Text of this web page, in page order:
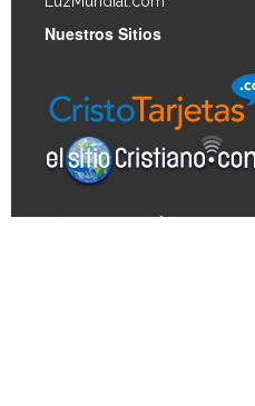
Nuestros Sitios